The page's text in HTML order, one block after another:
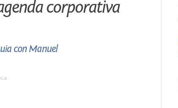
corporativa
con Manuel